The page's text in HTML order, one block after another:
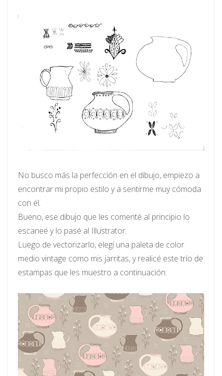
No busco más la perfección en el dibujo, empiezo a
encontrar mi propio estilo y a sentirme muy cómoda
con él.
Bueno, ese dibujo que les comenté al principio lo
escaneé y lo pasé al Illustrator.
Luego de vectorizarlo, elegí una paleta de color
medio vintage como mis jarritas, y realicé este trío de
estampas que les muestro a continuación: